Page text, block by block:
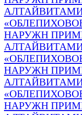
НАРУЖН
НАРУЖН
НАРУЖН